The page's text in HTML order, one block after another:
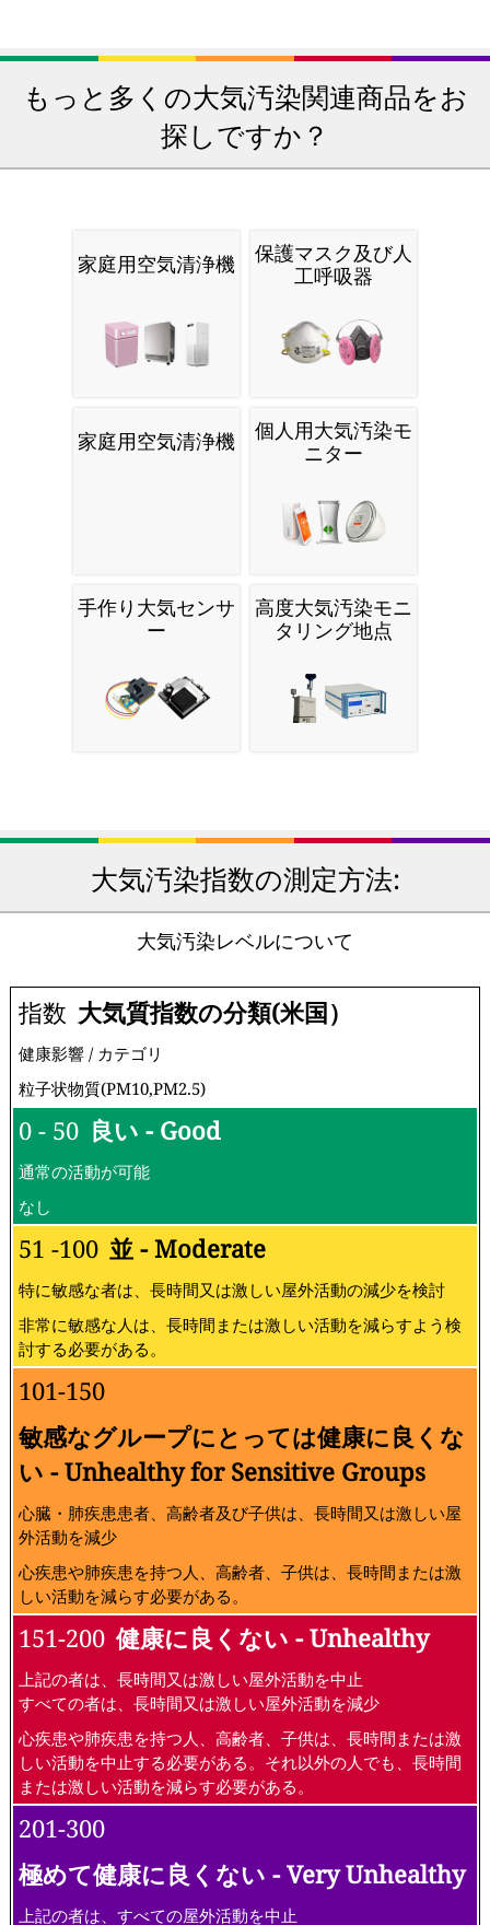
もっと多くの大気汚染関連商品をお
探しですか？
家庭用空気清浄機
保護マスク及び人
工呼吸器
家庭用空気清浄機
個人用大気汚染モ
ニター
手作り大気センサ
ー
高度大気汚染モニ
タリング地点
大気汚染指数の測定方法:
大気汚染レベルについて
指数 大気質指数の分類(米国）
健康影響 / カテゴリ
粒子状物質(PM10,PM2.5)
0 - 50 良い - Good
通常の活動が可能
なし
51 -100 並 - Moderate
特に敏感な者は、長時間又は激しい屋外活動の減少を検討
非常に敏感な人は、長時間または激しい活動を減らすよう検
討する必要がある。
101-150
敏感なグループにとっては健康に良くな
い - Unhealthy for Sensitive Groups
心臓・肺疾患患者、高齢者及び子供は、長時間又は激しい屋
外活動を減少
心疾患や肺疾患を持つ人、高齢者、子供は、長時間または激
しい活動を減らす必要がある。
151-200 健康に良くない - Unhealthy
上記の者は、長時間又は激しい屋外活動を中止
すべての者は、長時間又は激しい屋外活動を減少
心疾患や肺疾患を持つ人、高齢者、子供は、長時間または激
しい活動を中止する必要がある。それ以外の人でも、長時間
または激しい活動を減らす必要がある。
201-300
極めて健康に良くない - Very Unhealthy
上記の者は、すべての屋外活動を中止